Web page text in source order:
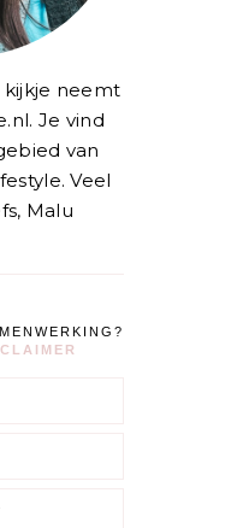
neemt
Je vind
van
Veel
Malu